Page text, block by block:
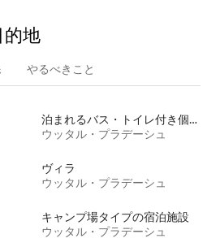
地
やるべきこと
泊まれるバス・トイレ付き個室
ウッタル・プラデーシュ
ヴィラ
ウッタル・プラデーシュ
キャンプ場タイプの宿泊施設
ウッタル・プラデーシュ